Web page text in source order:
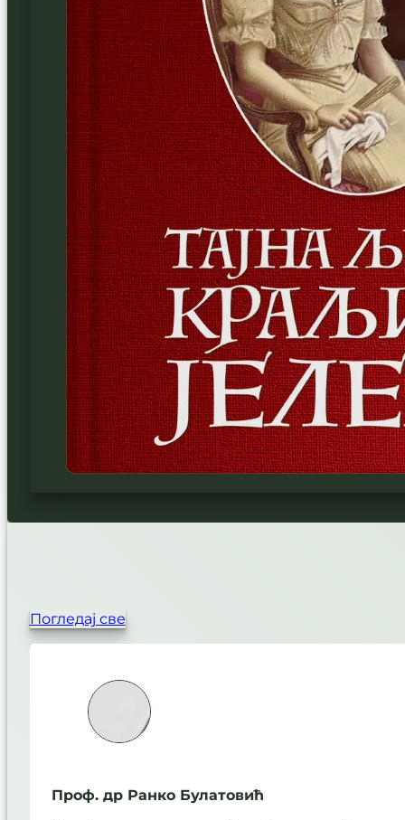
Погледај све
Проф. др Ранко Булатовић